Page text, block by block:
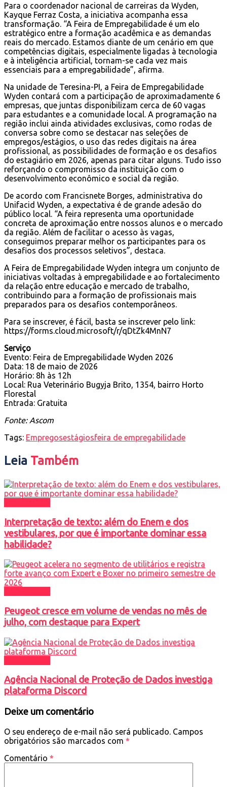
Para o coordenador nacional de carreiras da Wyden,
Kayque Ferraz Costa, a iniciativa acompanha essa
transformação. “A Feira de Empregabilidade é um elo
estratégico entre a formação acadêmica e as demandas
reais do mercado. Estamos diante de um cenário em que
competências digitais, especialmente ligadas à tecnologia
e à inteligência artificial, tornam-se cada vez mais
essenciais para a empregabilidade”, afirma.
Na unidade de Teresina-PI, a Feira de Empregabilidade
Wyden contará com a participação de aproximadamente 6
empresas, que juntas disponibilizam cerca de 60 vagas
para estudantes e a comunidade local. A programação na
região inclui ainda atividades exclusivas, como rodas de
conversa sobre como se destacar nas seleções de
empregos/estágios, o uso das redes digitais na área
profissional, as possibilidades de formação e os desafios
do estagiário em 2026, apenas para citar alguns. Tudo isso
reforçando o compromisso da instituição com o
desenvolvimento econômico e social da região.
De acordo com Francisnete Borges, administrativa do
Unifacid Wyden, a expectativa é de grande adesão do
público local. “A feira representa uma oportunidade
concreta de aproximação entre nossos alunos e o mercado
da região. Além de facilitar o acesso às vagas,
conseguimos preparar melhor os participantes para os
desafios dos processos seletivos”, destaca.
A Feira de Empregabilidade Wyden integra um conjunto de
iniciativas voltadas à empregabilidade e ao fortalecimento
da relação entre educação e mercado de trabalho,
contribuindo para a formação de profissionais mais
preparados para os desafios contemporâneos.
Para se inscrever, é fácil, basta se inscrever pelo link:
https://forms.cloud.microsoft/r/qDtZk4MnN7
Serviço
Evento: Feira de Empregabilidade Wyden 2026
Data: 18 de maio de 2026
Horário: 8h às 12h
Local: Rua Veterinário Bugyja Brito, 1354, bairro Horto
Florestal
Entrada: Gratuita
Fonte: Ascom
Tags: Empregosestágiosfeira de empregabilidade
Leia Também
Interpretação de texto: além do Enem e dos
vestibulares, por que é importante dominar essa
habilidade?
Peugeot cresce em volume de vendas no mês de
julho, com destaque para Expert
Agência Nacional de Proteção de Dados investiga
plataforma Discord
Deixe um comentário
O seu endereço de e-mail não será publicado. Campos
obrigatórios são marcados com *
Comentário *